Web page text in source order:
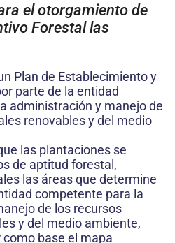
el otorgamiento de
Forestal las
Plan de Establecimiento y
parte de la entidad
administración y manejo de
renovables y del medio
las plantaciones se
de aptitud forestal,
las áreas que determine
competente para la
de los recursos
y del medio ambiente,
base el mapa